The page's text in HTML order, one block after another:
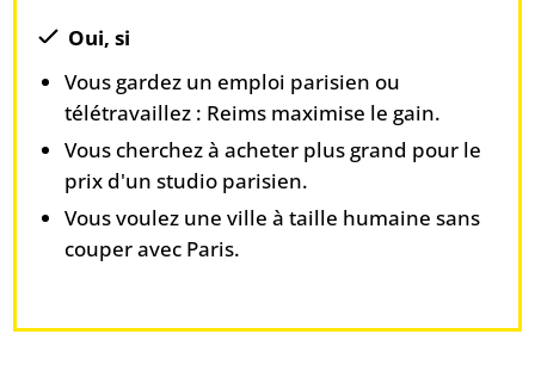
Oui, si
Vous gardez un emploi parisien ou
télétravaillez : Reims maximise le gain.
Vous cherchez à acheter plus grand pour le
prix d'un studio parisien.
Vous voulez une ville à taille humaine sans
couper avec Paris.